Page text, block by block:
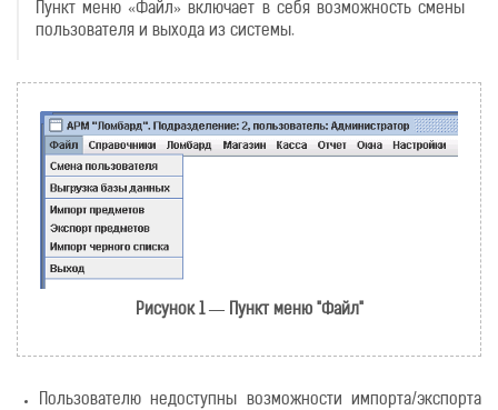
Пункт меню «Файл» включает в себя возможность смены
пользователя и выхода из системы.
Рисунок 1 — Пункт меню "Файл"
Пользователю недоступны возможности импорта/экспорта